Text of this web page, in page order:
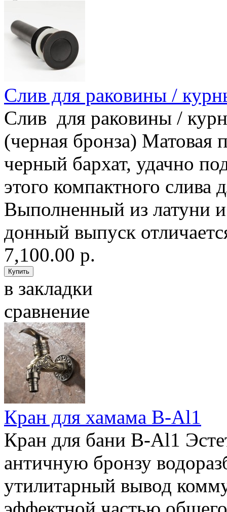
Слив для раковины /
Слив для раковины /
(черная бронза) Матовая
черный бархат, удачно
этого компактного
Выполненный из латуни
донный выпуск
7,100.00 р.
в закладки
сравнение
Кран для хамама B-Al1
Кран для бани B-Al1
античную бронзу
утилитарный вывод